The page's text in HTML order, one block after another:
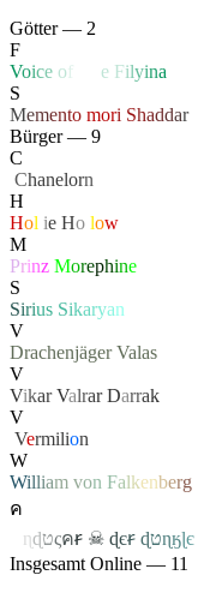
Götter — 2
F
Voice of e Filyina
S
Memento mori Shaddar
Bürger — 9
C
Chanelorn
H
Hol ie Ho low
M
Prinz Morephine
S
Sirius Sikaryan
V
Drachenjäger Valas
V
VikarValrarDarrak
V
Vermilion
W
William von Falkenberg
ค
ɳɖטςคꞧ ☠ ɖєꞧ ɖטɳӄɭє
Insgesamt Online — 11